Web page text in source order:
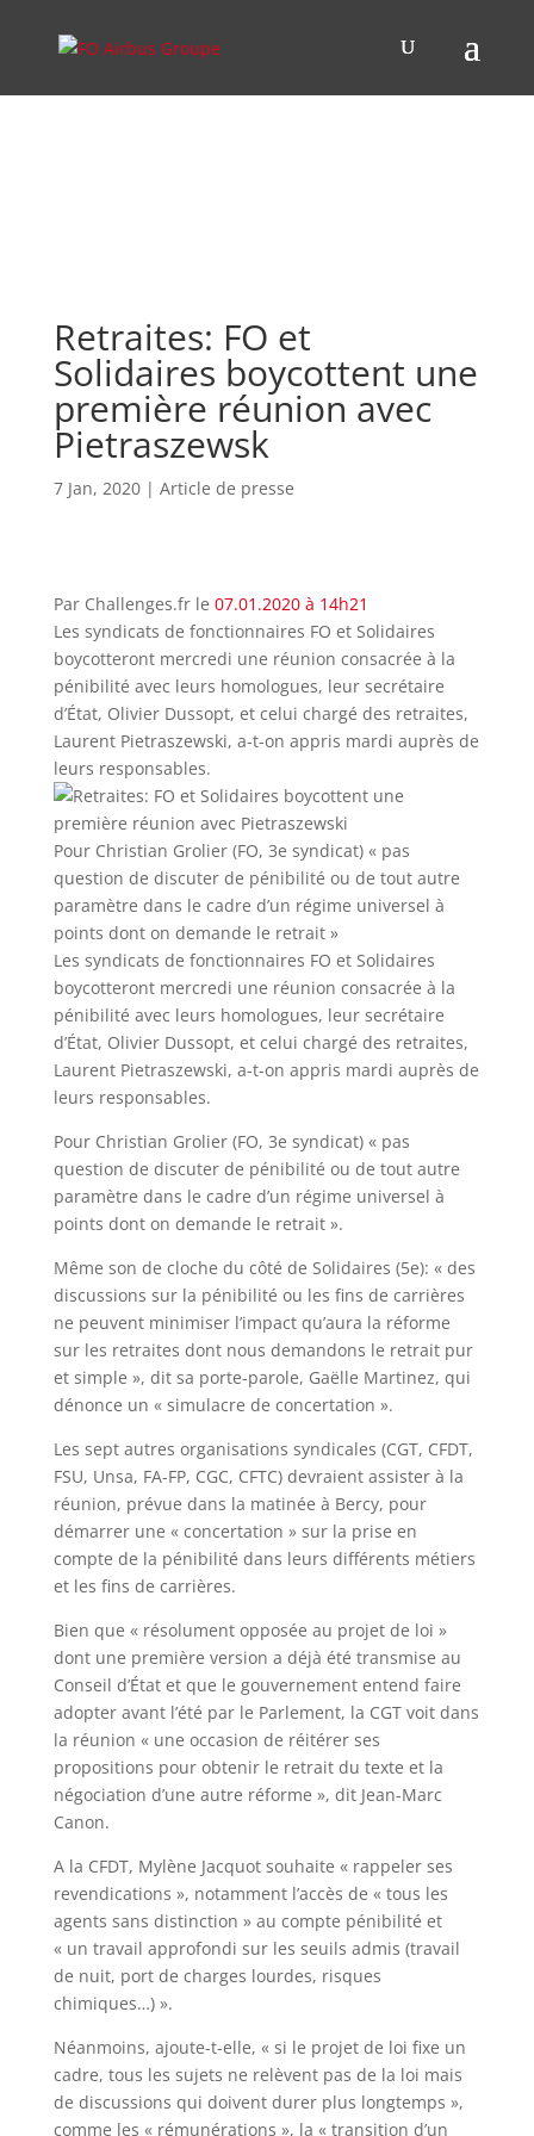
Retraites: FO et
Solidaires boycottent une
première réunion avec
Pietraszewsk
7 Jan, 2020| Article de presse
Par Challenges.frle 07.01.2020 à 14h21
Les syndicats de fonctionnaires FO et Solidaires
boycotteront mercredi une réunion consacrée à la
pénibilité avec leurs homologues, leur secrétaire
d’État, Olivier Dussopt, et celui chargé des retraites,
Laurent Pietraszewski, a-t-on appris mardi auprès de
leurs responsables.
Pour Christian Grolier (FO, 3e syndicat) « pas
question de discuter de pénibilité ou de tout autre
paramètre dans le cadre d’un régime universel à
points dont on demande le retrait »
Les syndicats de fonctionnaires FO et Solidaires
boycotteront mercredi une réunion consacrée à la
pénibilité avec leurs homologues, leur secrétaire
d’État, Olivier Dussopt, et celui chargé des retraites,
Laurent Pietraszewski, a-t-on appris mardi auprès de
leurs responsables.
Pour Christian Grolier (FO, 3e syndicat) « pas
question de discuter de pénibilité ou de tout autre
paramètre dans le cadre d’un régime universel à
points dont on demande le retrait ».
Même son de cloche du côté de Solidaires (5e): « des
discussions sur la pénibilité ou les fins de carrières
ne peuvent minimiser l’impact qu’aura la réforme
sur les retraites dont nous demandons le retrait pur
et simple », dit sa porte-parole, Gaëlle Martinez, qui
dénonce un « simulacre de concertation ».
Les sept autres organisations syndicales (CGT, CFDT,
FSU, Unsa, FA-FP, CGC, CFTC) devraient assister à la
réunion, prévue dans la matinée à Bercy, pour
démarrer une « concertation » sur la prise en
compte de la pénibilité dans leurs différents métiers
et les fins de carrières.
Bien que « résolument opposée au projet de loi »
dont une première version a déjà été transmise au
Conseil d’État et que le gouvernement entend faire
adopter avant l’été par le Parlement, la CGT voit dans
la réunion « une occasion de réitérer ses
propositions pour obtenir le retrait du texte et la
négociation d’une autre réforme », dit Jean-Marc
Canon.
A la CFDT, Mylène Jacquot souhaite « rappeler ses
revendications », notamment l’accès de « tous les
agents sans distinction » au compte pénibilité et
« un travail approfondi sur les seuils admis (travail
de nuit, port de charges lourdes, risques
chimiques…) ».
Néanmoins, ajoute-t-elle, « si le projet de loi fixe un
cadre, tous les sujets ne relèvent pas de la loi mais
de discussions qui doivent durer plus longtemps »,
comme les « rémunérations », la « transition d’un